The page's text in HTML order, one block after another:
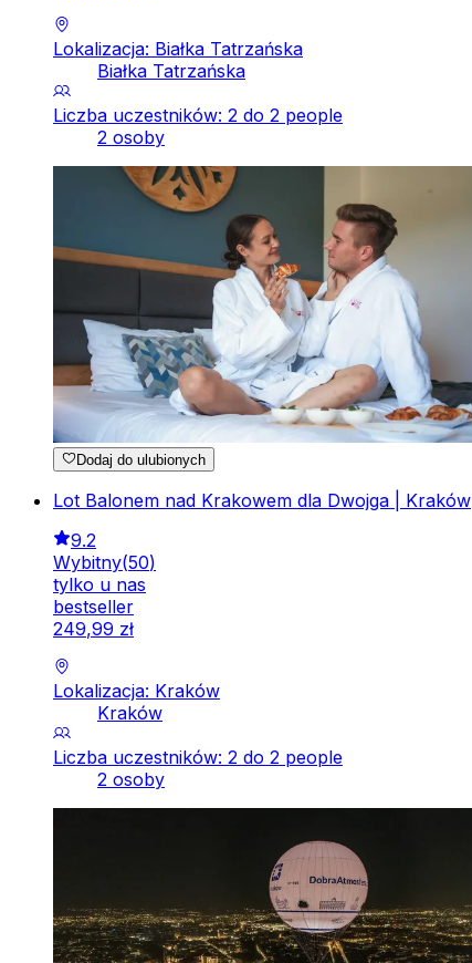
Lokalizacja: Białka Tatrzańska
Białka Tatrzańska
Liczba uczestników: 2 do 2 people
2 osoby
Dodaj do ulubionych
Lot Balonem nad Krakowem dla Dwojga | Kraków
9.2
Wybitny(50)
tylko u nas
bestseller
249,99 zł
Lokalizacja: Kraków
Kraków
Liczba uczestników: 2 do 2 people
2 osoby